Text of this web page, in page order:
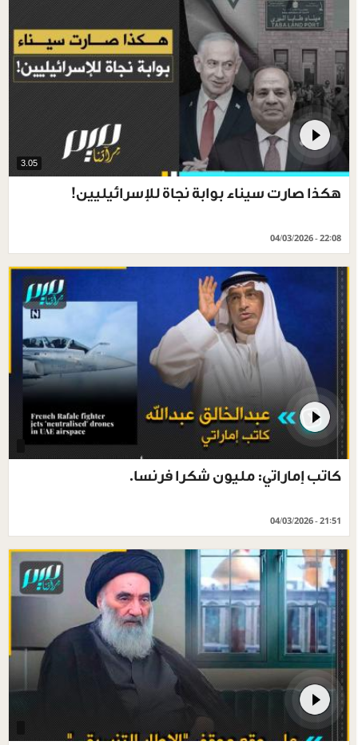
3.05
هكذا صارت سيناء بوابة نجاة للإسرائيليين!
04/03/2026 - 22:08
كاتب إماراتي: مليون شكرا فرنسا.
04/03/2026 - 21:51